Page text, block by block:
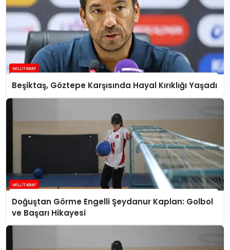
Beşiktaş, Göztepe Karşısında Hayal Kırıklığı Yaşadı
Doğuştan Görme Engelli Şeydanur Kaplan: Golbol
ve Başarı Hikayesi